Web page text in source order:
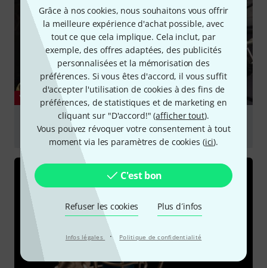
Grâce à nos cookies, nous souhaitons vous offrir
la meilleure expérience d'achat possible, avec
tout ce que cela implique. Cela inclut, par
exemple, des offres adaptées, des publicités
personnalisées et la mémorisation des
préférences. Si vous êtes d'accord, il vous suffit
d'accepter l'utilisation de cookies à des fins de
préférences, de statistiques et de marketing en
cliquant sur "D'accord!" (afficher tout).
Vous pouvez révoquer votre consentement à tout
moment via les paramètres de cookies (ici).
C'est bon
Refuser les cookies Plus d´infos
Infos légales · Politique de confidentialité
YOUTUBE
Vocal Microphone ShootOut: Neumann TLM103,
TLM49, Rode NT1A and Sennheiser MKH416